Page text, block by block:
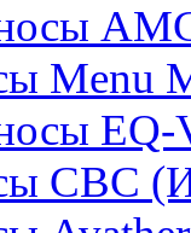
Menu
EQ-
CBC